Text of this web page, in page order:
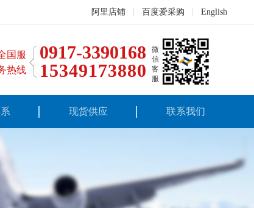
阿里店铺 百度爱采购 English
国服
热线
0917-3390168
15349173880
微
信
客
服
现货供应 联系我们